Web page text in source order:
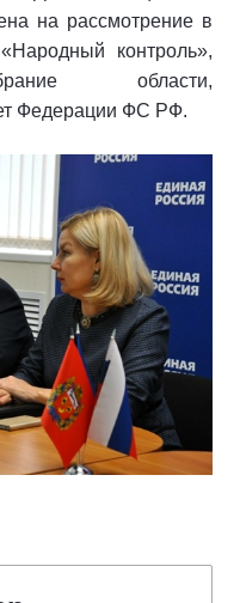
на рассмотрение в
контроль»,
области,
Федерации ФС РФ.